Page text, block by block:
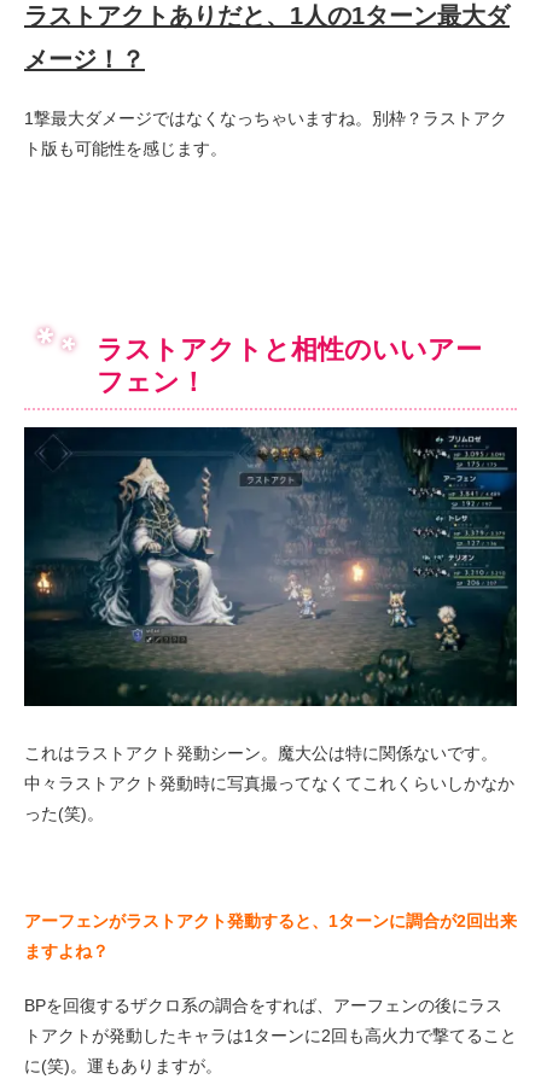
ラストアクトありだと、1人の1ターン最大ダ
メージ！？
1撃最大ダメージではなくなっちゃいますね。別枠？ラストアク
ト版も可能性を感じます。
ラストアクトと相性のいいアー
フェン！
これはラストアクト発動シーン。魔大公は特に関係ないです。
中々ラストアクト発動時に写真撮ってなくてこれくらいしかなか
った(笑)。
アーフェンがラストアクト発動すると、1ターンに調合が2回出来
ますよね？
BPを回復するザクロ系の調合をすれば、アーフェンの後にラス
トアクトが発動したキャラは1ターンに2回も高火力で撃てること
に(笑)。運もありますが。